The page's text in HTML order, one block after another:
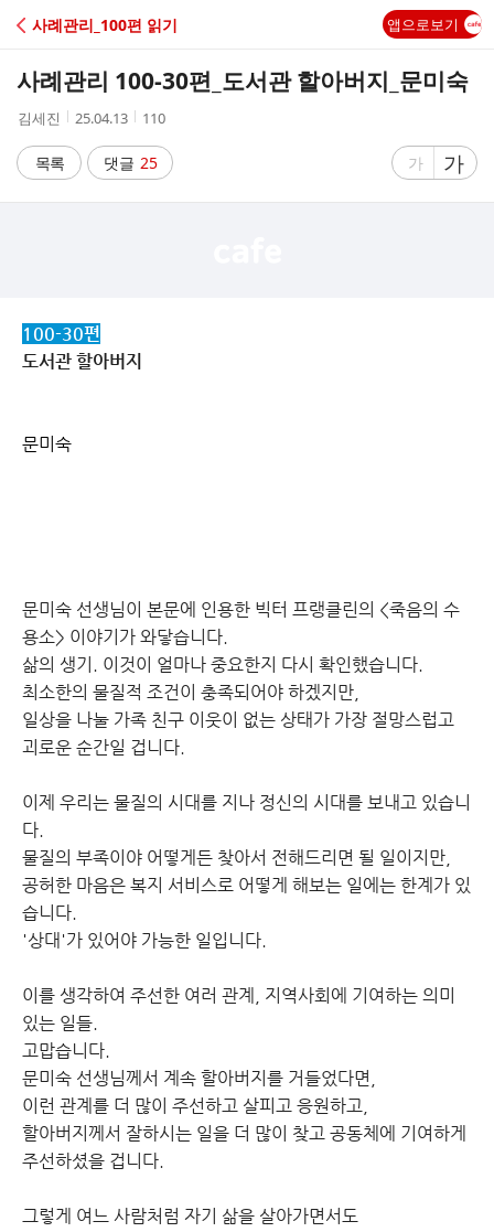
C
사례관리_100편 읽기 앱으로보기
사례관리 100-30편_도서관 할아버지_문미숙
작
자
김세진
작
시
간
25.04.13
조
수
110
목록 댓글 25
글
가
글
자
가
100-30편
도서관 할아버지
문미숙
문미숙 선생님이 본문에 인용한 빅터 프랭클린의 <죽음의 수
용소> 이야기가 와닿습니다.
삶의 생기. 이것이 얼마나 중요한지 다시 확인했습니다.
최소한의 물질적 조건이 충족되어야 하겠지만,
일상을 나눌 가족 친구 이웃이 없는 상태가 가장 절망스럽고
괴로운 순간일 겁니다.
이제 우리는 물질의 시대를 지나 정신의 시대를 보내고 있습니
다.
물질의 부족이야 어떻게든 찾아서 전해드리면 될 일이지만,
공허한 마음은 복지 서비스로 어떻게 해보는 일에는 한계가 있
습니다.
'상대'가 있어야 가능한 일입니다.
이를 생각하여 주선한 여러 관계, 지역사회에 기여하는 의미
있는 일들.
고맙습니다.
문미숙 선생님께서 계속 할아버지를 거들었다면,
이런 관계를 더 많이 주선하고 살피고 응원하고,
할아버지께서 잘하시는 일을 더 많이 찾고 공동체에 기여하게
주선하셨을 겁니다.
그렇게 여느 사람처럼 자기 삶을 살아가면서도